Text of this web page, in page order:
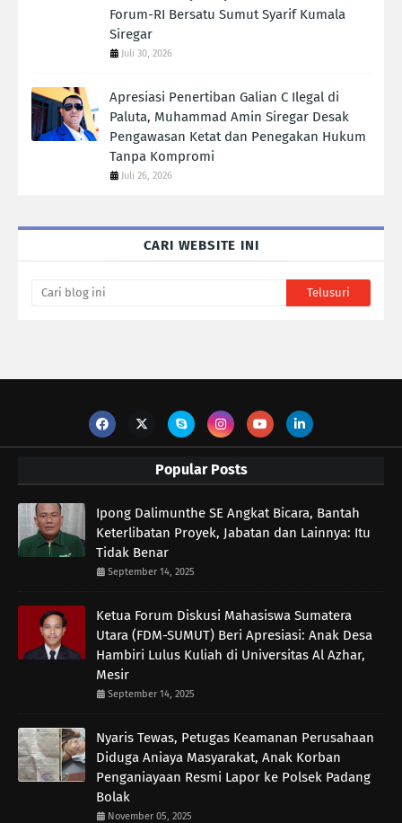
Forum-RI Bersatu Sumut Syarif Kumala
Siregar
Juli 30, 2026
Apresiasi Penertiban Galian C Ilegal di
Paluta, Muhammad Amin Siregar Desak
Pengawasan Ketat dan Penegakan Hukum
Tanpa Kompromi
Juli 26, 2026
CARI WEBSITE INI
Popular Posts
Ipong Dalimunthe SE Angkat Bicara, Bantah
Keterlibatan Proyek, Jabatan dan Lainnya: Itu
Tidak Benar
September 14, 2025
Ketua Forum Diskusi Mahasiswa Sumatera
Utara (FDM-SUMUT) Beri Apresiasi: Anak Desa
Hambiri Lulus Kuliah di Universitas Al Azhar,
Mesir
September 14, 2025
Nyaris Tewas, Petugas Keamanan Perusahaan
Diduga Aniaya Masyarakat, Anak Korban
Penganiayaan Resmi Lapor ke Polsek Padang
Bolak
November 05, 2025